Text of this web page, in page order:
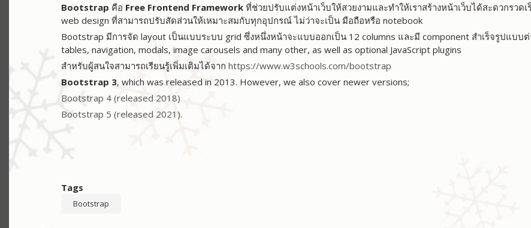
Bootstrap คือ Free Frontend Framework ที่ช่วยปรับแต่งหน้าเว็บให้สวยงามและทำให้เราสร้างหน้าเว็บได้สะดวกรวด
web design ที่สามารถปรับสัดส่วนให้เหมาะสมกับทุกอุปกรณ์ ไม่ว่าจะเป็น มือถือหรือ notebook
Bootstrap มีการจัด layout เป็นแบบระบบ grid ซึ่งหนึ่งหน้าจะแบบออกเป็น 12 columns และมี component สำเร็จรูปแบบต่
tables, navigation, modals, image carousels and many other, as well as optional JavaScript plugins
สำหรับผู้สนใจสามารถเรียนรู้เพิ่มเติมได้จาก https://www.w3schools.com/bootstrap
Bootstrap 3, which was released in 2013. However, we also cover newer versions;
Bootstrap 4 (released 2018)
Bootstrap 5 (released 2021).
Tags
Bootstrap